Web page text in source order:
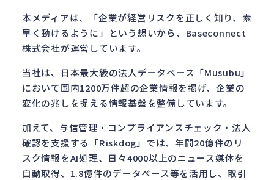
本メディアは、「企業が経営リスクを正しく知り、素
早く動けるように」という想いから、Baseconnect
株式会社が運営しています。
当社は、日本最大級の法人データベース「Musubu」
において国内1200万件超の企業情報を掲げ、企業の
変化の兆しを捉える情報基盤を整備しています。
加えて、与信管理・コンプライアンスチェック・法人
確認を支援する「Riskdog」では、年間20億件のリ
スク情報をAI処理、日々4000以上のニュース媒体を
自動取得、1.8億件のデータベース等を活用し、取引